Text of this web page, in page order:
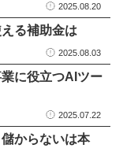
2025.08.20
る補助金は
2025.08.03
に役立つAIツー
2025.07.22
からないは本